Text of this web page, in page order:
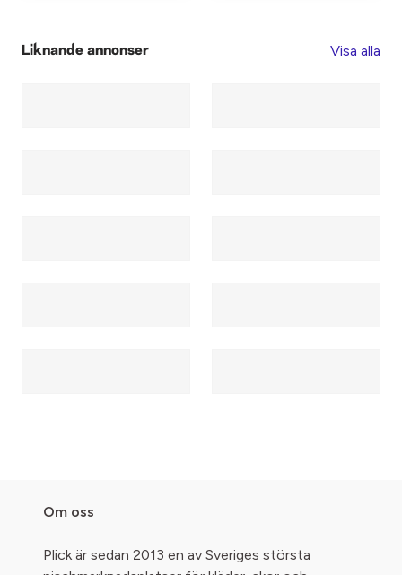
Liknande annonser Visa alla
Om oss
Plick är sedan 2013 en av Sveriges största